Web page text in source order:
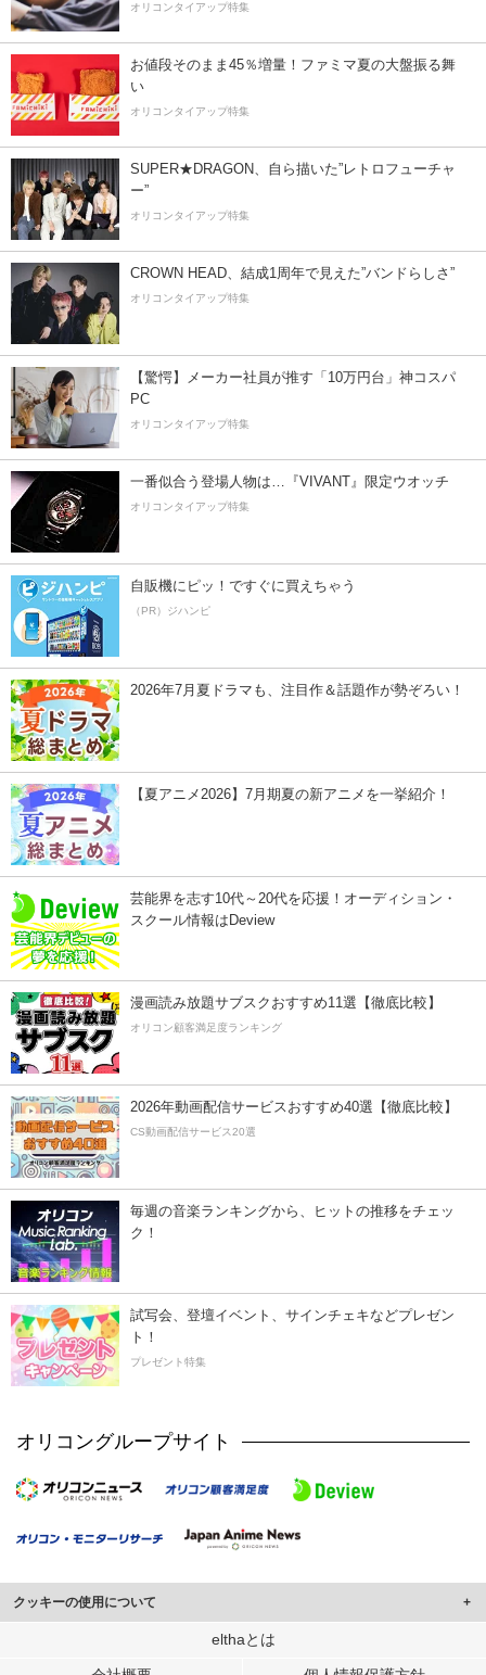
オリコンタイアップ特集
お値段そのまま45％増量！ファミマ夏の大盤振る舞
い
オリコンタイアップ特集
SUPER★DRAGON、自ら描いた”レトロフューチャ
ー”
オリコンタイアップ特集
CROWN HEAD、結成1周年で見えた”バンドらしさ”
オリコンタイアップ特集
【驚愕】メーカー社員が推す「10万円台」神コスパ
PC
オリコンタイアップ特集
一番似合う登場人物は…『VIVANT』限定ウオッチ
オリコンタイアップ特集
自販機にピッ！ですぐに買えちゃう
（PR）ジハンピ
2026年7月夏ドラマも、注目作＆話題作が勢ぞろい！
【夏アニメ2026】7月期夏の新アニメを一挙紹介！
芸能界を志す10代～20代を応援！オーディション・
スクール情報はDeview
漫画読み放題サブスクおすすめ11選【徹底比較】
オリコン顧客満足度ランキング
2026年動画配信サービスおすすめ40選【徹底比較】
CS動画配信サービス20選
毎週の音楽ランキングから、ヒットの推移をチェッ
ク！
試写会、登壇イベント、サインチェキなどプレゼン
ト！
プレゼント特集
オリコングループサイト
クッキーの使用について
このサイトでは Cookie を使用して、ユーザーに合わせたコンテンツや広告の
elthaとは